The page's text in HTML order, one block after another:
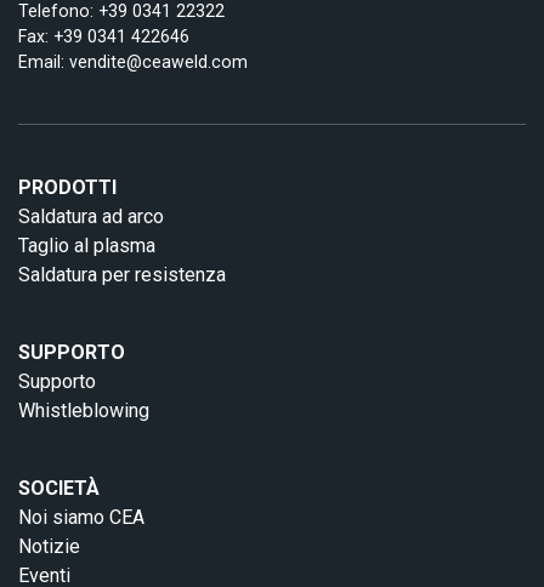
Telefono: +39 0341 22322
Fax: +39 0341 422646
Email: vendite@ceaweld.com
PRODOTTI
Saldatura ad arco
Taglio al plasma
Saldatura per resistenza
SUPPORTO
Supporto
Whistleblowing
SOCIETÀ
Noi siamo CEA
Notizie
Eventi